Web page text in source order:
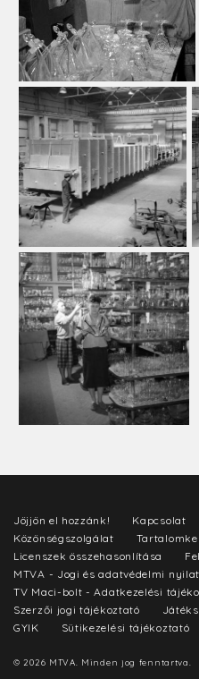
Jöjjön el hozzánk! Kapcsolat
Közönségszolgálat
Licenszek összehasonlítása
MTVA - Jogi és adatvédelmi
TV Maci-bolt - Adatkezelési
Szerzői jogi tájékoztató
GYIK
Sütikezelési tájékoztató
© 2026 MTVA. Minden jog fenntartva.